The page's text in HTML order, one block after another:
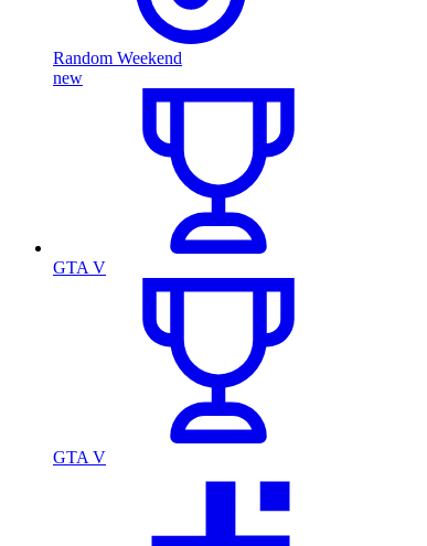
Random Weekend
new
GTA V
GTA V